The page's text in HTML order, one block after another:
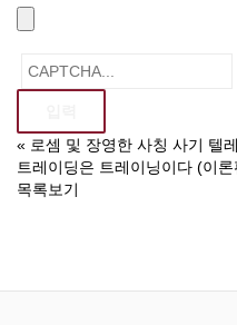
« 로셈 및 장영한 사칭 사기 텔
트레이딩은 트레이닝이다 (이
목록보기